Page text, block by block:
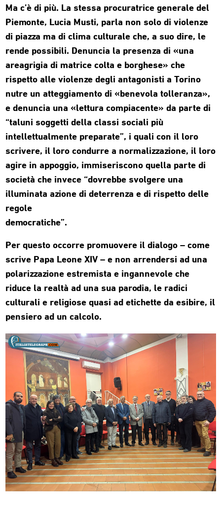
Ma c’è di più. La stessa procuratrice generale del
Piemonte, Lucia Musti, parla non solo di violenze
di piazza ma di clima culturale che, a suo dire, le
rende possibili. Denuncia la presenza di «una
areagrigia di matrice colta e borghese» che
rispetto alle violenze degli antagonisti a Torino
nutre un atteggiamento di «benevola tolleranza»,
e denuncia una «lettura compiacente» da parte di
“taluni soggetti della classi sociali più
intellettualmente preparate”, i quali con il loro
scrivere, il loro condurre a normalizzazione, il loro
agire in appoggio, immiseriscono quella parte di
società che invece “dovrebbe svolgere una
illuminata azione di deterrenza e di rispetto delle
regole
democratiche”.
Per questo occorre promuovere il dialogo – come
scrive Papa Leone XIV – e non arrendersi ad una
polarizzazione estremista e ingannevole che
riduce la realtà ad una sua parodia, le radici
culturali e religiose quasi ad etichette da esibire, il
pensiero ad un calcolo.